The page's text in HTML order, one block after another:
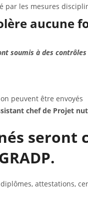
les mesures
aucune
soumis à des
peuvent être
chef de Projet
diplômes,